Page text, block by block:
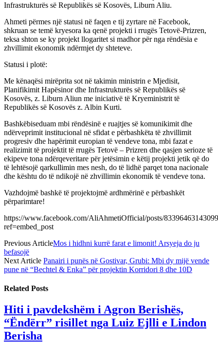
Infrastrukturës së Republikës së Kosovës, Liburn Aliu.
Ahmeti përmes një statusi në faqen e tij zyrtare në Facebook,
shkruan se temë kryesora ka qenë projekti i rrugës Tetovë-Prizren,
teksa shton se ky projekt llogaritet si madhor për nga rëndësia e
zhvillimit ekonomik ndërmjet dy shteteve.
Statusi i plotë:
Me kënaqësi mirëprita sot në takimin ministrin e Mjedisit,
Planifikimit Hapësinor dhe Infrastrukturës së Republikës së
Kosovës, z. Liburn Aliun me iniciativë të Kryeministrit të
Republikës së Kosovës z. Albin Kurti.
Bashkëbiseduam mbi rëndësinë e ruajtjes së komunikimit dhe
ndërveprimit institucional në sfidat e përbashkëta të zhvillimit
progresiv dhe hapërimit europian të vendeve tona, mbi fazat e
realizimit të projektit të rrugës Tetovë – Prizren dhe qasjen serioze të
ekipeve tona ndërqeveritare për jetësimin e këtij projekti jetik që do
të lehtësojë qarkullimin mes nesh, do të lidhë parqet tona nacionale
dhe kështu do të ndikojë në zhvillimin ekonomik të vendeve tona.
Vazhdojmë bashkë të projektojmë ardhmërinë e përbashkët
përparimtare!
https://www.facebook.com/AliAhmetiOfficial/posts/
ref=embed_post
Previous ArticleMos i hidhni kurrë farat e limonit! Arsyeja do ju
befasojë
Next Article Panairi i punës në Gostivar, Grubi: Mbi dy mijë vende
pune në “Bechtel & Enka” për projektin Korridori 8 dhe 10D
Related Posts
Hiti i pavdekshëm i Agron Berishës,
“Ëndërr” risillet nga Luiz Ejlli e Lindon
Berisha